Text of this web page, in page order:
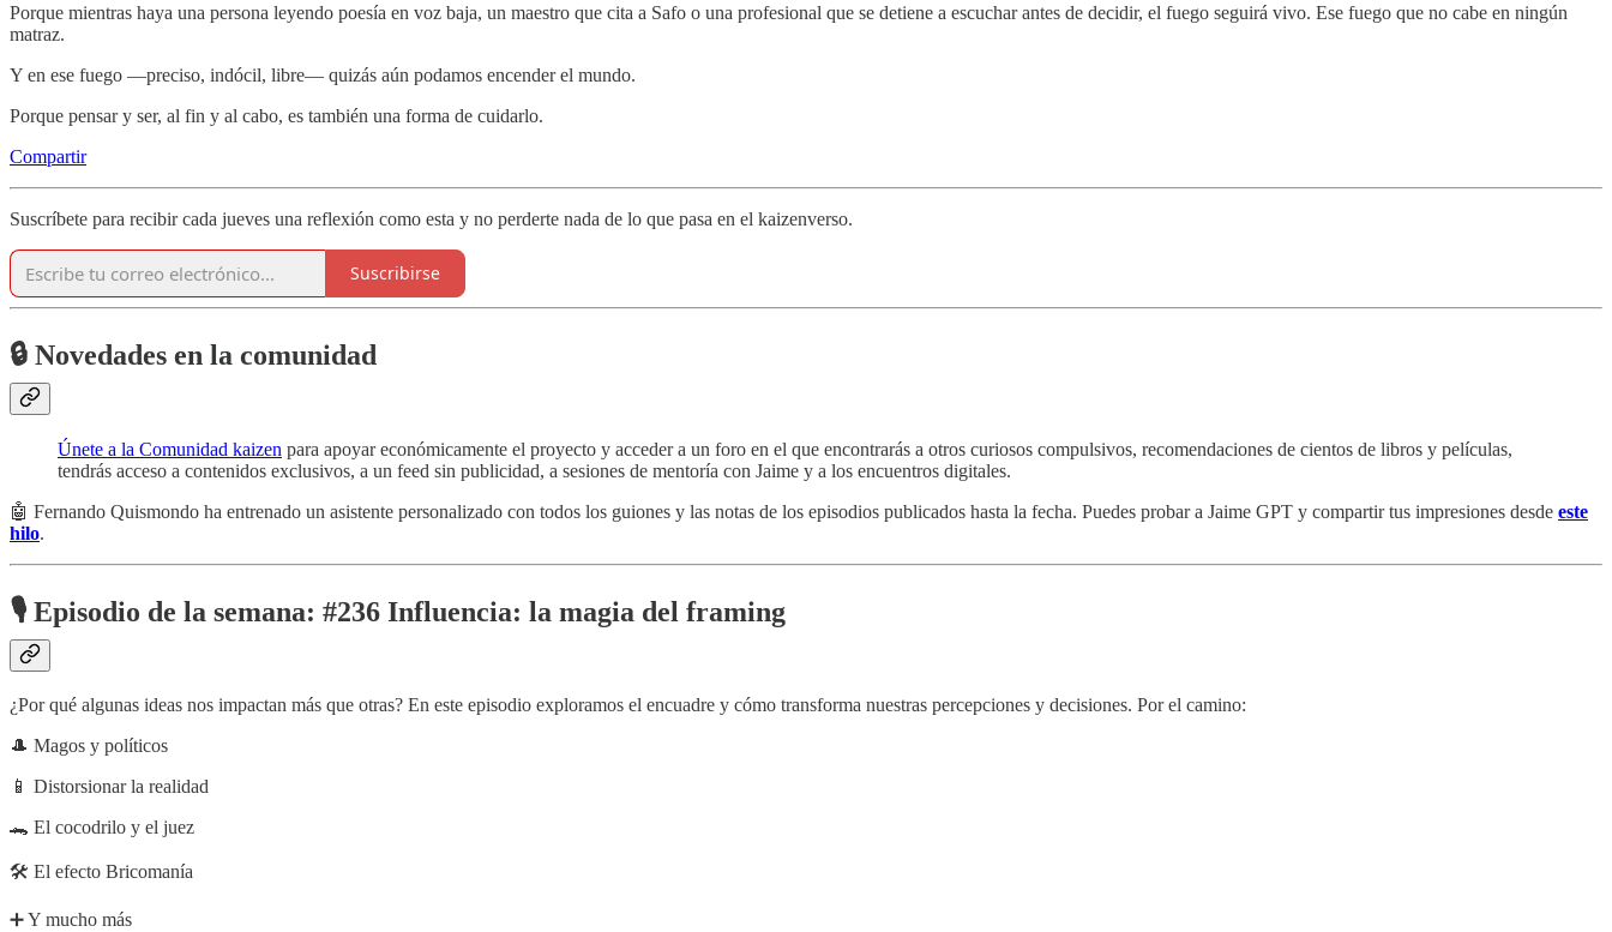
Porque mientras haya una persona leyendo poesía en voz baja, un maestro que cita a Safo o una profesional que se detiene a escuchar antes de decidir, el fuego seguirá vivo. Ese fuego que no cabe en ningún
matraz.
Y en ese fuego —preciso, indócil, libre— quizás aún podamos encender el mundo.
Porque pensar y ser, al fin y al cabo, es también una forma de cuidarlo.
Compartir
Suscríbete para recibir cada jueves una reflexión como esta y no perderte nada de lo que pasa en el kaizenverso.
Suscribirse
🔒 Novedades en la comunidad
Únete a la Comunidad kaizen para apoyar económicamente el proyecto y acceder a un foro en el que encontrarás a otros curiosos compulsivos, recomendaciones de cientos de libros y películas,
tendrás acceso a contenidos exclusivos, a un feed sin publicidad, a sesiones de mentoría con Jaime y a los encuentros digitales.
🤖 Fernando Quismondo ha entrenado un asistente personalizado con todos los guiones y las notas de los episodios publicados hasta la fecha. Puedes probar a Jaime GPT y compartir tus impresiones desde este
hilo.
🎙️ Episodio de la semana: #236 Influencia: la magia del framing
¿Por qué algunas ideas nos impactan más que otras? En este episodio exploramos el encuadre y cómo transforma nuestras percepciones y decisiones. Por el camino:
🎩 Magos y políticos
📱 Distorsionar la realidad
🐊 El cocodrilo y el juez
🛠 El efecto Bricomanía
➕ Y mucho más